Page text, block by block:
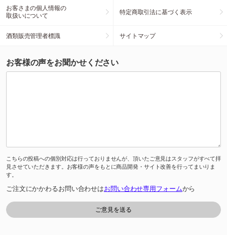
お客さまの個人情報の
取扱いについて
特定商取引法に基づく表示
酒類販売管理者標識 サイトマップ
お客様の声をお聞かせください
こちらの投稿への個別対応は行っておりませんが、頂いたご意見はスタッフがすべて拝
見させていただきます。お客様の声をもとに商品開発・サイト改善を行ってまいりま
す。
ご注文にかかわるお問い合わせはお問い合わせ専用フォームから